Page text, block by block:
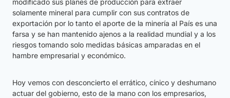
modificado sus planes de producción para extraer
solamente mineral para cumplir con sus contratos de
exportación por lo tanto el aporte de la minería al País es una
farsa y se han mantenido ajenos a la realidad mundial y a los
riesgos tomando solo medidas básicas amparadas en el
hambre empresarial y económico.
Hoy vemos con desconcierto el errático, cínico y deshumano
actuar del gobierno, esto de la mano con los empresarios,